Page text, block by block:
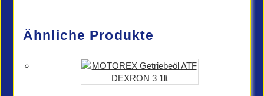
Ähnliche Produkte